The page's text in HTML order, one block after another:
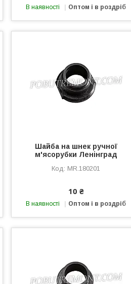
В наявності Оптом і в роздріб
Шайба на шнек ручної
м'ясорубки Ленінград
MR.180201
10 ₴
В наявності Оптом і в роздріб